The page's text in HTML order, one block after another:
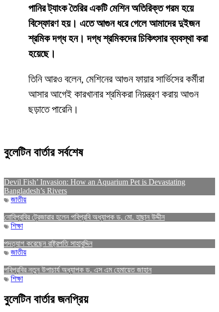
পানির ট্যাংক তৈরির একটি মেশিন অতিরিক্ত গরম হয়ে
বিস্ফোরণ হয়। এতে আগুন ধরে গেলে আমাদের দুইজন
শ্রমিক দগ্ধ হন। দগ্ধ শ্রমিকদের চিকিৎসার ব্যবস্থা করা
হয়েছে।
তিনি আরও বলেন, মেশিনের আগুন ফায়ার সার্ভিসের কর্মীরা
আসার আগেই কারখানার শ্রমিকরা নিয়ন্ত্রণ করায় আগুন
ছড়াতে পারেনি।
বুলেটিন বার্তার সর্বশেষ
Devil Fish’ Invasion: How an Aquarium Pet is Devastating
Bangladesh’s Rivers
জাতীয়
নোবিপ্রবির ট্রেজারার হলেন পবিপ্রবি অধ্যাপক ড. মো. হাছান উদ্দীন
শিক্ষা
পদত্যাগ করেছেন রাষ্ট্রপতি সাহাবুদ্দিন
জাতীয়
পবিপ্রবির নতুন উপাচার্য অধ্যাপক ড. এস এম হেমায়েত জাহান
শিক্ষা
বুলেটিন বার্তার জনপ্রিয়